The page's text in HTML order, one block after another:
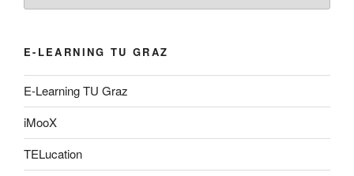
E-LEARNING TU GRAZ
E-Learning TU Graz
iMooX
TELucation